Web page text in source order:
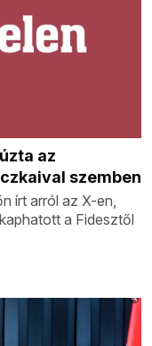
az
szemben
írt arról az X-en,
a Fidesztől